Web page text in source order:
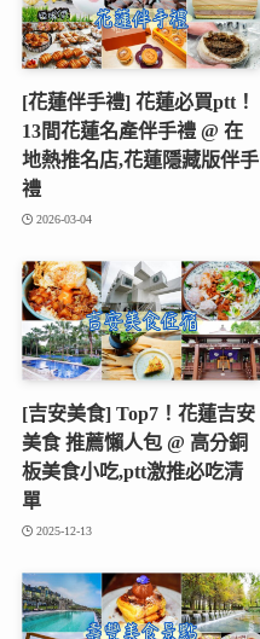
[花蓮伴手禮] 花蓮必買ptt！
13間花蓮名產伴手禮 @ 在
地熱推名店,花蓮隱藏版伴手
禮
2026-03-04
[吉安美食] Top7！花蓮吉安
美食 推薦懶人包 @ 高分銅
板美食小吃,ptt激推必吃清
單
2025-12-13